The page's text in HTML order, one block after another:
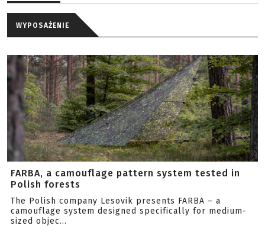
WYPOSAŻENIE
FARBA, a camouflage pattern system tested in
Polish forests
The Polish company Lesovik presents FARBA – a
camouflage system designed specifically for medium-
sized objec...